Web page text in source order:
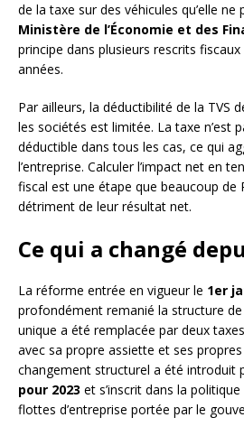
de la taxe sur des véhicules qu’elle ne
Ministère de l’Économie et des
principe dans plusieurs rescrits
années.
Par ailleurs, la déductibilité de la TVS
les sociétés est limitée. La taxe n’est
déductible dans tous les cas, ce qui
l’entreprise. Calculer l’impact net en
fiscal est une étape que beaucoup de
détriment de leur résultat net.
Ce qui a changé
La réforme entrée en vigueur le 1er
profondément remanié la structure de
unique a été remplacée par deux
avec sa propre assiette et ses
changement structurel a été introduit
pour 2023 et s’inscrit dans la
flottes d’entreprise portée par le